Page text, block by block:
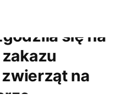
się na
na